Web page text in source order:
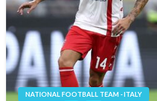
NATIONAL FOOTBALL TEAM - ITALY